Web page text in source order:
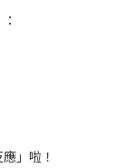
」啦！